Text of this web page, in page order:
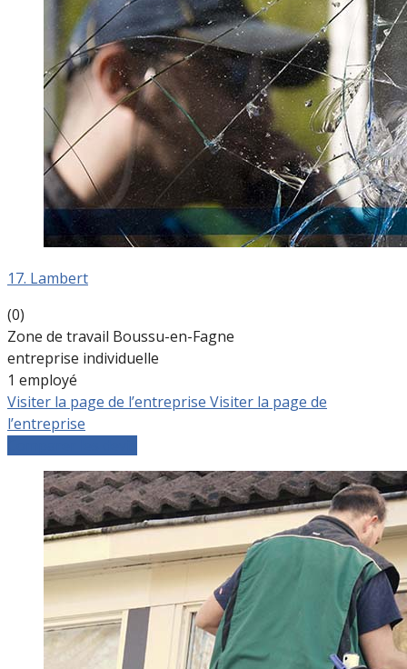
17. Lambert
(0)
Zone de travail Boussu-en-Fagne
entreprise individuelle
1 employé
Visiter la page de l’entreprise Visiter la page de
l’entreprise